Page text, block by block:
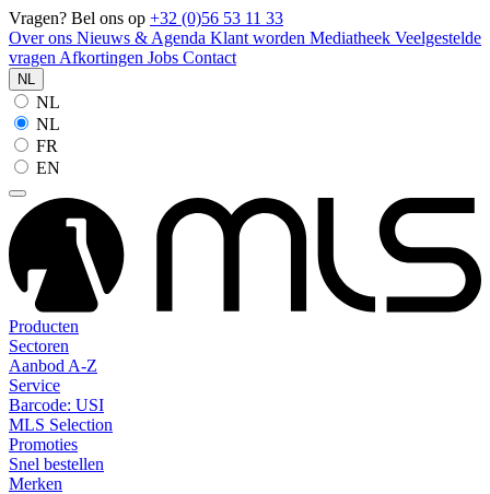
Vragen? Bel ons op +32 (0)56 53 11 33
Over ons Nieuws & Agenda Klant worden Mediatheek Veelgestelde
vragen Afkortingen Jobs Contact
NL
NL
NL
FR
EN
Producten
Sectoren
Aanbod A-Z
Service
Barcode: USI
MLS Selection
Promoties
Snel bestellen
Merken